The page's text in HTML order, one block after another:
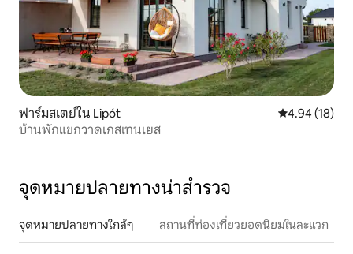
ฟาร์มสเตย์ใน Lipót คะแนนเฉลี่ย
4.94 (18)
บ้านพักแขกวาดเกสเทนเยส
จุดหมายปลายทางน่าสำรวจ
จุดหมายปลายทางใกล้ๆ สถานที่ท่องเที่ยวยอดนิยมในละแวก